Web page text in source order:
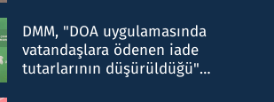
DMM, "DOA uygulamasında
vatandaşlara ödenen iade
tutarlarının düşürüldüğü"